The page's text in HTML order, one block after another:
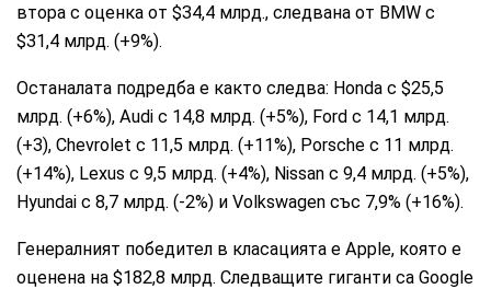
втора с оценка от $34,4 млрд., следвана от BMW с
$31,4 млрд. (+9%).
Останалата подредба е както следва: Honda с $25,5
млрд. (+6%), Audi с 14,8 млрд. (+5%), Ford с 14,1 млрд.
(+3), Chevrolet с 11,5 млрд. (+11%), Porsche с 11 млрд.
(+14%), Lexus с 9,5 млрд. (+4%), Nissan с 9,4 млрд. (+5%),
Hyundai с 8,7 млрд. (-2%) и Volkswagen със 7,9% (+16%).
Генералният победител в класацията е Apple, която е
оценена на $182,8 млрд. Следващите гиганти са Google